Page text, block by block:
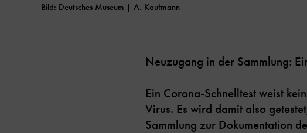
Bild: Deutsches Museum | A. Kaufmann
Neuzugang in der Sammlung:
Ein Corona-Schnelltest weist
Virus. Es wird damit also
Sammlung zur Dokumentation